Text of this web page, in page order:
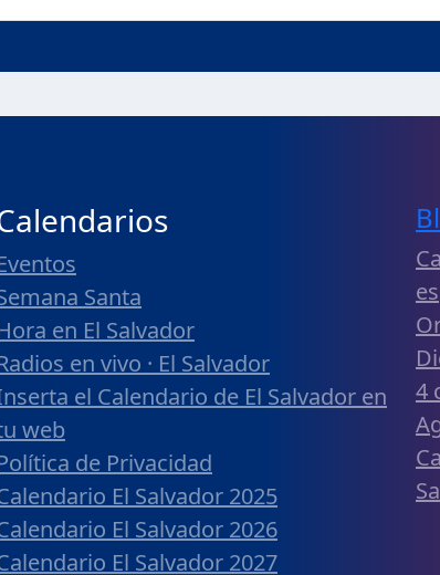
Santa
en El Salvador
en vivo · El Salvador
el Calendario de El Salvador en
web
de Privacidad
El Salvador 2025
El Salvador 2026
El Salvador 2027
4